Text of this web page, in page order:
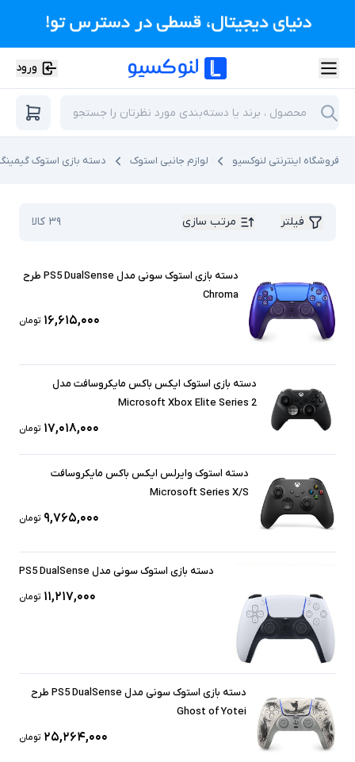
ورود
فروشگاه اینترنتی لنوکسیو لوازم جانبی استوک دسته بازی استوک
فیلتر مرتب سازی ۳۹ کالا
دسته بازی استوک سونی مدل PS5 DualSense طرح
Chroma
۱۶,۶۱۵,۰۰۰ تومان
دسته بازی استوک ایکس باکس مایکروسافت مدل
Microsoft Xbox Elite Series 2
۱۷,۰۱۸,۰۰۰ تومان
دسته استوک وایرلس ایکس باکس مایکروسافت
Microsoft Series X/S
۹,۷۶۵,۰۰۰ تومان
دسته بازی استوک سونی مدل PS5 DualSense
۱۱,۲۱۷,۰۰۰ تومان
دسته بازی استوک سونی مدل PS5 DualSense طرح
Ghost of Yotei
۲۵,۲۶۴,۰۰۰ تومان